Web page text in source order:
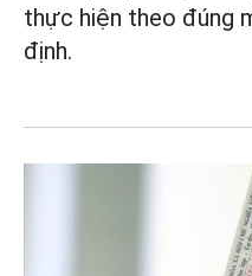
thực hiện theo đúng
định.